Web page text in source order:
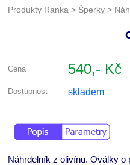
Produkty Ranka > Šperky >
Cena 540,- Kč
Dostupnost skladem
Náhrdelník z olivínu. Oválky o